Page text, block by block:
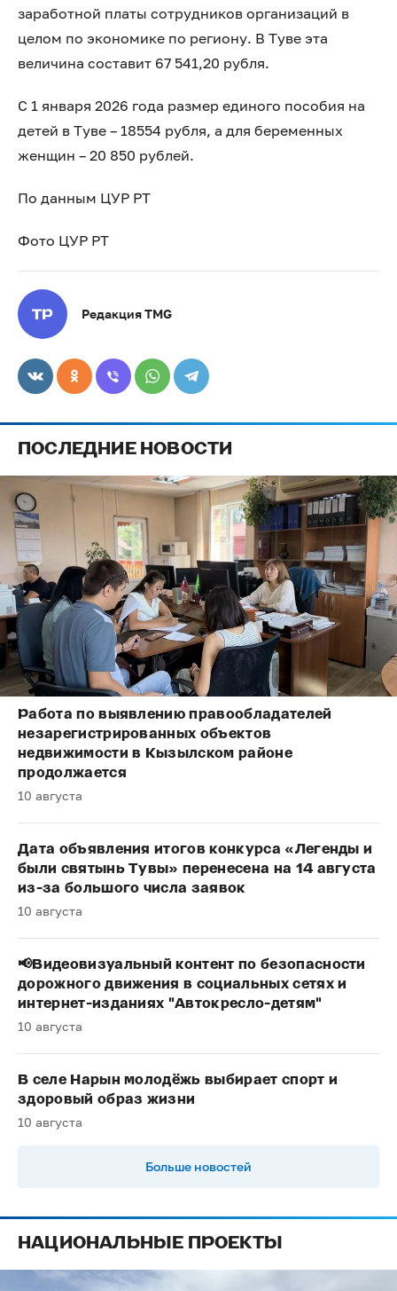
заработной платы сотрудников организаций в
целом по экономике по региону. В Туве эта
величина составит 67 541,20 рубля.
С 1 января 2026 года размер единого пособия на
детей в Туве – 18554 рубля, а для беременных
женщин – 20 850 рублей.
По данным ЦУР РТ
Фото ЦУР РТ
Редакция TMG
ПОСЛЕДНИЕ НОВОСТИ
Работа по выявлению правообладателей
незарегистрированных объектов
недвижимости в Кызылском районе
продолжается
10 августа
Дата объявления итогов конкурса «Легенды и
были святынь Тувы» перенесена на 14 августа
из-за большого числа заявок
10 августа
📢Видеовизуальный контент по безопасности
дорожного движения в социальных сетях и
интернет-изданиях "Автокресло-детям"
10 августа
В селе Нарын молодёжь выбирает спорт и
здоровый образ жизни
10 августа
Больше новостей
НАЦИОНАЛЬНЫЕ ПРОЕКТЫ